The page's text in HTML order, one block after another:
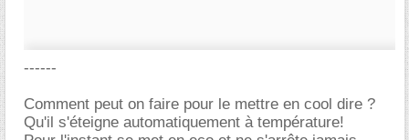
------
Comment peut on faire pour le mettre en cool dire ?
Qu'il s'éteigne automatiquement à température!